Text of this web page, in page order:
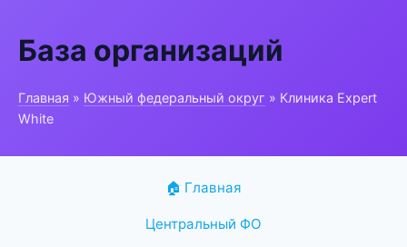
База организаций
Главная » Южный федеральный округ » Клиника Expert
White
🏠 Главная
Центральный ФО